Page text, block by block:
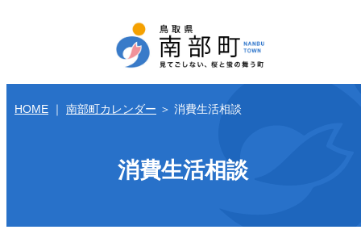
HOME ｜ 南部町カレンダー ＞ 消費生活相談
消費生活相談